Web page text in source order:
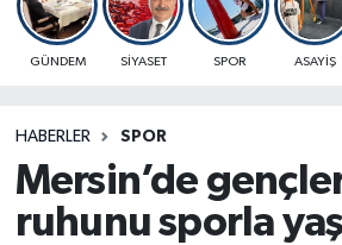
GÜNDEM SİYASET SPOR ASAYİŞ
HABERLER SPOR
Mersin’de
ruhunu sporla
Süper Lig Puan Durumu ve
Haber Arşivi